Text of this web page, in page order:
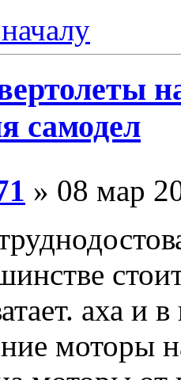
самодел
» 08 мар
аха и
моторы